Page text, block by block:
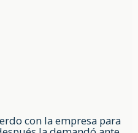
con la empresa para